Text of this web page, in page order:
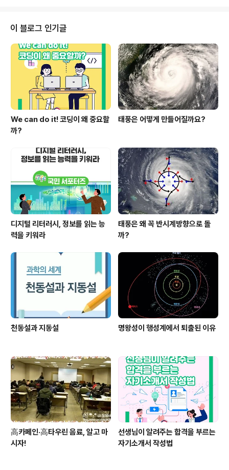
④ 저소득층 중고생의 꿈을 향한 걸음, 복권기금 꿈사다리
장학금 : https://url.kr/fplg7m ⑤ 2023학년도 대학수
학능력시험 기본계획 바로 알기 : https://url.kr/f7vba8
모두를 위한 유용한 교육정보를 전하기 위해 꾸미는 4월에
이 블로그 인기글
We can do it! 코딩이 왜 중요할
까?
태풍은 어떻게 만들어질까요?
디지털 리터러시, 정보를 읽는 능
력을 키워라
태풍은 왜 꼭 반시계방향으로 돌
까?
천동설과 지동설 명왕성이 행성계에서 퇴출된 이유
高카페인·高타우린 음료, 알고 마
시자!
선생님이 알려주는 합격을 부르는
자기소개서 작성법